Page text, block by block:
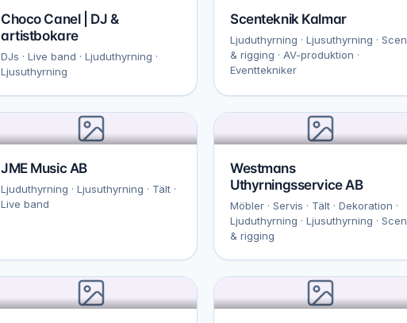
Choco Canel | DJ &
artistbokare
DJs · Live band · Ljuduthyrning ·
Ljusuthyrning
Scenteknik Kalmar
Ljuduthyrning · Ljusuthyrning · Scen
& rigging · AV-produktion ·
Eventtekniker
JME Music AB
Ljuduthyrning · Ljusuthyrning · Tält ·
Live band
Westmans
Uthyrningsservice AB
Möbler · Servis · Tält · Dekoration ·
Ljuduthyrning · Ljusuthyrning · Scen
& rigging